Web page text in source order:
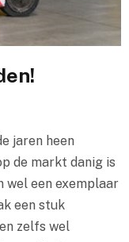
jaren heen
de markt danig is
wel een exemplaar
een stuk
zelfs wel